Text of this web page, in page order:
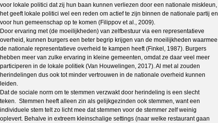
voor lokale politici dat zij hun baan kunnen verliezen door een nationale miskleun,
het geeft lokale politici wel een reden om actief te zijn binnen de nationale partij en
voor hun gemeenschap op te komen (Filippov et al., 2009).
Door ervaring met (de moeilijkheden) van zelfbestuur via een representatieve
overheid, kunnen burgers een beter begrip krijgen van de moeilijkheden waarmee
de nationale representatieve overheid te kampen heeft (Finkel, 1987). Burgers
hebben meer van zulke ervaring in kleine gemeenten, omdat ze daar veel meer
participeren in de lokale politiek (Van Houwelingen, 2017). Al met al zouden
herindelingen dus ook tot minder vertrouwen in de nationale overheid kunnen
leiden.
Dat de sociale norm om te stemmen verzwakt door herindeling is een slecht
teken. Stemmen heeft alleen zin als gelijkgezinden ook stemmen, want een
individuele stem telt zo licht mee dat stemmen voor de stemmer zelf weinig
oplevert. Behalve in extreem kleinschalige settings (naar welke restaurant gaan